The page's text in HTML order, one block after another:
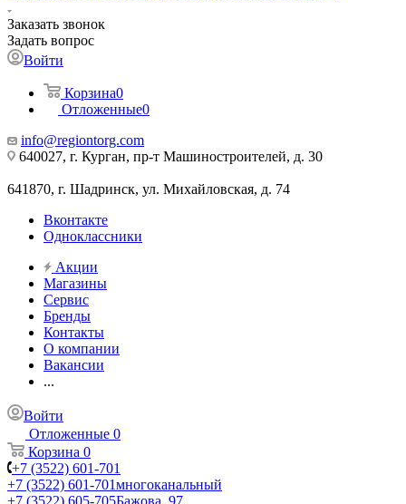
Заказать звонок
Задать вопрос
Войти
Корзина0
Отложенные0
info@regiontorg.com
640027, г. Курган, пр-т Машиностроителей, д. 30
641870, г. Шадринск, ул. Михайловская, д. 74
Вконтакте
Одноклассники
Акции
Магазины
Сервис
Бренды
Контакты
О компании
Вакансии
...
Войти
Отложенные 0
Корзина 0
+7 (3522) 601-701
+7 (3522) 601-701многоканальный
+7 (3522) 605-705Бажова, 97